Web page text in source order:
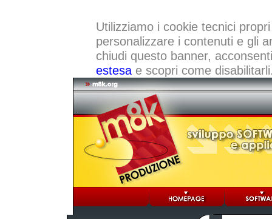
Utilizziamo i cookie tecnici
personalizzare i contenuti e gli
chiudi questo banner,
estesae scopri come